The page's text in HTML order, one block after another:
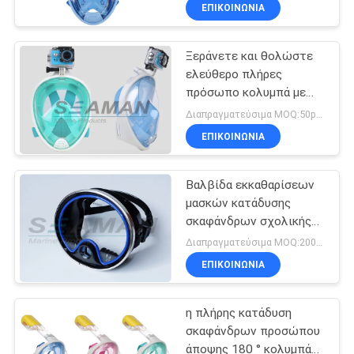
ΠΟΙΟΤΙΚΌΣ
ΈΛΕΓΧΟΣ
COMPANY
NEWS
SITEMAP
PRIVACY
POLICY
παιδιά
ΕΠΙΚΟΙΝΩΝΙΑ
Ξεράνετε και θολώστε
ελεύθερο πλήρες
πρόσωπο κολυμπά με
αναπνευτήρα μάσκα με
τη κάμερα Gopro
τοποθετεί για τους
ΕΠΙΚΟΙΝΩΝΙΑ
Βαλβίδα εκκαθαρίσεων
μασκών κατάδυσης
σκαφάνδρων σχολικής
ωοειδείς σιλικόνης
κολυμπώντας με
αναπνευτήρα/φούστα
Διαπραγματεύσιμα MOQ:200pcs
ΕΠΙΚΟΙΝΩΝΙΑ
η πλήρης κατάδυση
σκαφάνδρων προσώπου
άποψης 180 ° κολυμπά